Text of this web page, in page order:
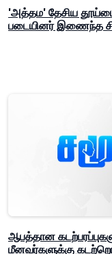
'அத்தம' தேசிய
படையினர் இணைந்த
ஆபத்தான
மீனவர்களுக்கு